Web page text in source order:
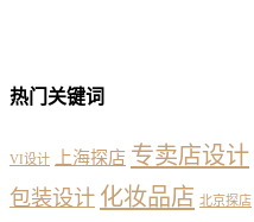
热门关键词
VI设计 上海探店 专卖店设计
包装设计 化妆品店 北京探店